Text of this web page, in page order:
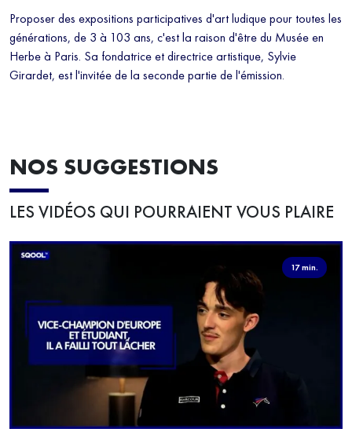
Proposer des expositions participatives d'art ludique pour toutes les
générations, de 3 à 103 ans, c'est la raison d'être du Musée en
Herbe à Paris. Sa fondatrice et directrice artistique, Sylvie
Girardet, est l'invitée de la seconde partie de l'émission.
NOS SUGGESTIONS
LES VIDÉOS QUI POURRAIENT VOUS PLAIRE
17 min.